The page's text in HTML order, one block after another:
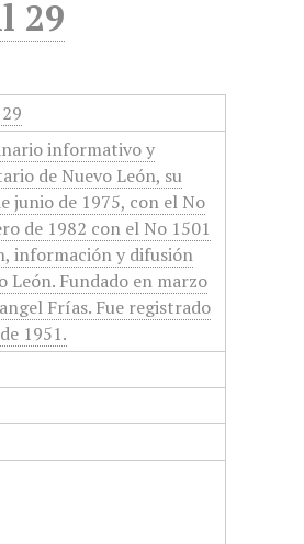
29
informativo y
de Nuevo León, su
junio de 1975, con el No
de 1982 con el No 1501
información y difusión
León. Fundado en marzo
Frías. Fue registrado
1951.